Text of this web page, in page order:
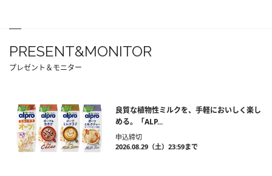
PRESENT&MONITOR
プレゼント＆モニター
良質な植物性ミルクを、手軽においしく楽し
める。「ALP...
申込締切
2026.08.29（土）23:59まで